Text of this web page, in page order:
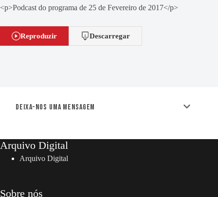
<p>Podcast do programa de 25 de Fevereiro de 2017</p>
Reproduzir Descarregar
Deixa-nos uma mensagem
Arquivo Digital
Arquivo Digital
Sobre nós